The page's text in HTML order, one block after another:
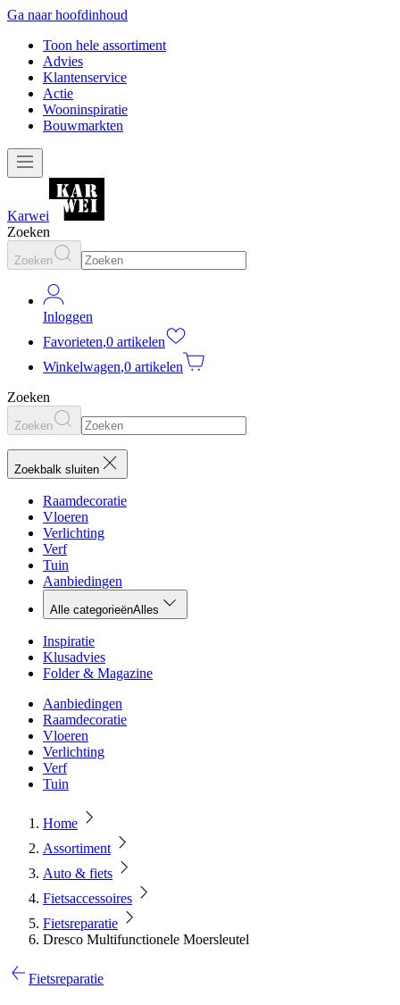
Ga naar hoofdinhoud
Toon hele assortiment
Advies
Klantenservice
Actie
Wooninspiratie
Bouwmarkten
Karwei
Zoeken
Zoeken
Inloggen
Favorieten,0 artikelen
Winkelwagen,0 artikelen
Zoeken
Zoeken
Zoekbalk sluiten
Raamdecoratie
Vloeren
Verlichting
Verf
Tuin
Aanbiedingen
Alle categorieënAlles
Inspiratie
Klusadvies
Folder & Magazine
Aanbiedingen
Raamdecoratie
Vloeren
Verlichting
Verf
Tuin
Home
Assortiment
Auto & fiets
Fietsaccessoires
Fietsreparatie
Dresco Multifunctionele Moersleutel
Fietsreparatie